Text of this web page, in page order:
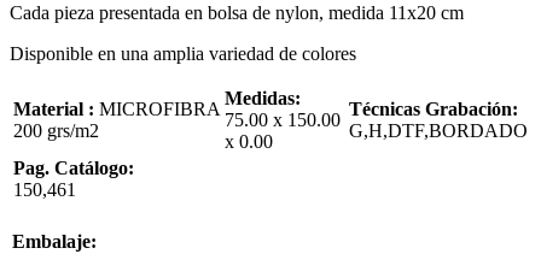
Cada pieza presentada en bolsa de nylon, medida 11x20 cm
Disponible en una amplia variedad de colores
Material : MICROFIBRA
200 grs/m2
Medidas:
75.00 x 150.00
x 0.00
Técnicas Grabación:
G,H,DTF,BORDADO
Pag. Catálogo:
150,461
Embalaje: